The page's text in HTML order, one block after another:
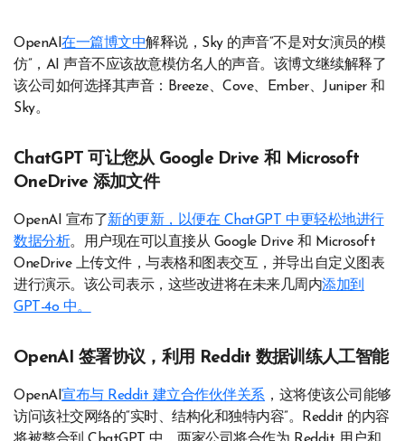
OpenAI在一篇博文中解释说，Sky 的声音“不是对女演员的模
仿”，AI 声音不应该故意模仿名人的声音。该博文继续解释了
该公司如何选择其声音：Breeze、Cove、Ember、Juniper 和
Sky。
ChatGPT 可让您从 Google Drive 和 Microsoft
OneDrive 添加文件
OpenAI 宣布了新的更新，以便在 ChatGPT 中更轻松地进行
数据分析。用户现在可以直接从 Google Drive 和 Microsoft
OneDrive 上传文件，与表格和图表交互，并导出自定义图表
进行演示。该公司表示，这些改进将在未来几周内添加到
GPT-4o 中。
OpenAI 签署协议，利用 Reddit 数据训练人工智能
OpenAI宣布与 Reddit 建立合作伙伴关系 ，这将使该公司能够
访问该社交网络的“实时、结构化和独特内容”。Reddit 的内容